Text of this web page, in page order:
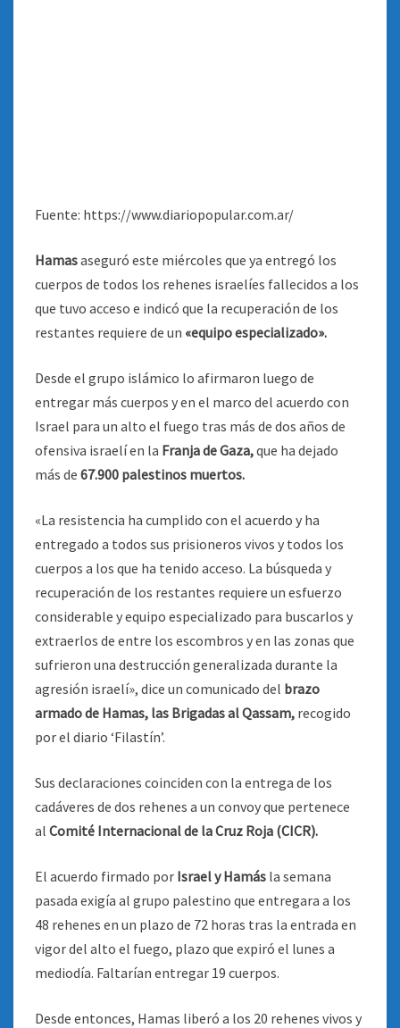
Fuente: https://www.diariopopular.com.ar/
Hamasaseguró este miércoles que ya entregó los
cuerpos de todos los rehenes israelíes fallecidos a los
que tuvo acceso e indicó que la recuperación de los
restantes requiere de un «equipo especializado».
Desde el grupo islámico lo afirmaron luego de
entregar más cuerpos y en el marco del acuerdo con
Israel para un alto el fuego tras más de dos años de
ofensiva israelí en la Franja de Gaza,que ha dejado
más de 67.900 palestinos muertos.
«La resistencia ha cumplido con el acuerdo y ha
entregado a todos sus prisioneros vivos y todos los
cuerpos a los que ha tenido acceso. La búsqueda y
recuperación de los restantes requiere un esfuerzo
considerable y equipo especializado para buscarlos y
extraerlos de entre los escombros y en las zonas que
sufrieron una destrucción generalizada durante la
agresión israelí», dice un comunicado del brazo
armado de Hamas, las Brigadas al Qassam, recogido
por el diario ‘Filastín’.
Sus declaraciones coinciden con la entrega de los
cadáveres de dos rehenes a un convoy que pertenece
al Comité Internacional de la Cruz Roja (CICR).
El acuerdo firmado por Israel y Hamás la semana
pasada exigía al grupo palestino que entregara a los
48 rehenes en un plazo de 72 horas tras la entrada en
vigor del alto el fuego, plazo que expiró el lunes a
mediodía. Faltarían entregar 19 cuerpos.
Desde entonces, Hamas liberó a los 20 rehenes vivos y